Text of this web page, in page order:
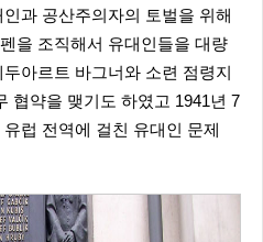
과 공산주의자의 토벌을 위해
을 조직해서 유대인들을 대량
아르트 바그너와 소련 점령지
협약을 맺기도 하였고 1941년 7
럽 전역에 걸친 유대인 문제